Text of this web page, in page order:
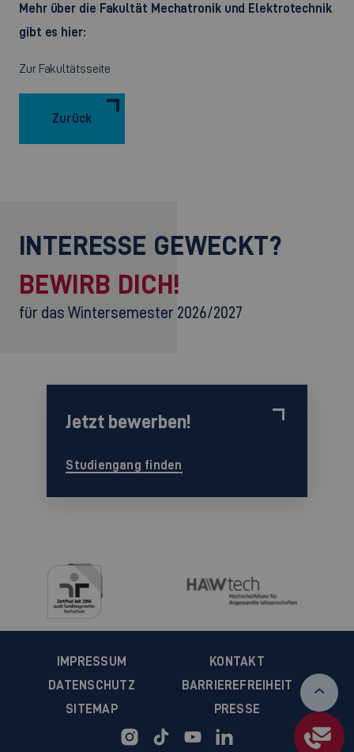
Mehr über die Fakultät Mechatronik und Elektrotechnik
gibt es hier:
Zur Fakultätsseite
Zurück
INTERESSE GEWECKT?
BEWIRB DICH!
für das Wintersemester 2026/2027
Jetzt bewerben!
Studiengang finden
IMPRESSUM
KONTAKT
DATENSCHUTZ
BARRIEREFREIHEIT
SITEMAP
PRESSE